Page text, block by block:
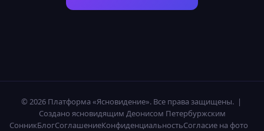
© 2026 Платформа «Ясновидение». Все права защищены. |
Создано ясновидящим Деонисом Петербуржским
СонникБлогСоглашениеКонфиденциальностьСогласие на фото